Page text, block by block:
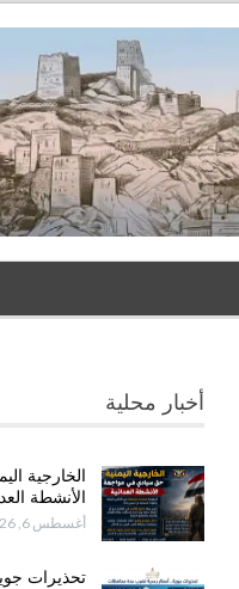
أخبار محلية
الخارجية
الأنشطة
أغسطس 6, 2026
تحذيرات